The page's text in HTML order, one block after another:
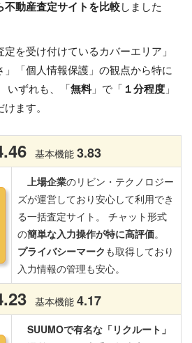
不動産査定サイトを比較 しました
を受け付けているカバーエリア」
」「個人情報保護」の観点から特に
いずれも、「 無料」で「 １分程度 」
ます。